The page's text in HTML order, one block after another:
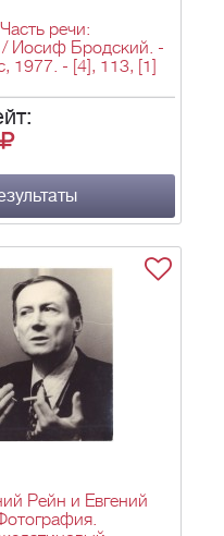
речи:
/ Иосиф Бродский. -
1977. - [4], 113, [1]
Рейн и Евгений